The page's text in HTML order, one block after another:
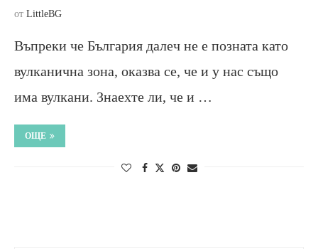
от LittleBG
Въпреки че България далеч не е позната като
вулканична зона, оказва се, че и у нас също
има вулкани. Знаехте ли, че и …
ОЩЕ